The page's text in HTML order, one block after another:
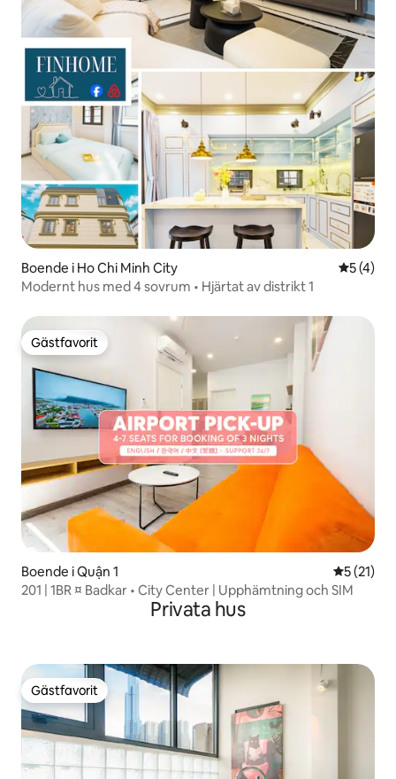
Boende i Ho Chi Minh City 5 av 5 i
5 (4)
Modernt hus med 4 sovrum • Hjärtat av distrikt 1
Gästfavorit
Gästfavorit
Boende i Quận 1 5 av 5 i
5 (21)
201 | 1BR ¤ Badkar • City Center | Upphämtning och SIM
Privata hus
Gästfavorit
Gästfavorit